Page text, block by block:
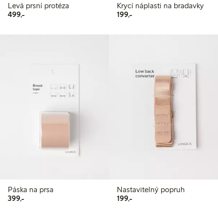
Levá prsní protéza
499,-499,00 Kč
Krycí náplasti na bradavky
199,-199,00 Kč
Páska na prsa
399,-399,00 Kč
Nastavitelný popruh
199,-199,00 Kč